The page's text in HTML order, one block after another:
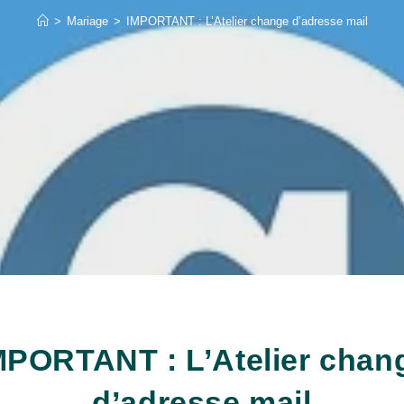
> Mariage > IMPORTANT : L’Atelier change d’adresse mail
: L’Atelier